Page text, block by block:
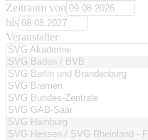
Zeitraum von
bis
Veranstalter